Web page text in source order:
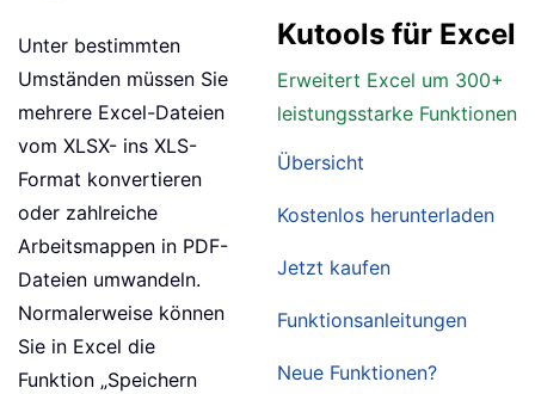
Kutools für Excel
Erweitert Excel um 300+
leistungsstarke Funktionen
Übersicht
Kostenlos herunterladen
Jetzt kaufen
Funktionsanleitungen
Neue Funktionen?
Unter bestimmten
Umständen müssen Sie
mehrere Excel-Dateien
vom XLSX- ins XLS-
Format konvertieren
oder zahlreiche
Arbeitsmappen in PDF-
Dateien umwandeln.
Normalerweise können
Sie in Excel die
Funktion „Speichern